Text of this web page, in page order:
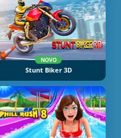
NOVO
Stunt Biker 3D